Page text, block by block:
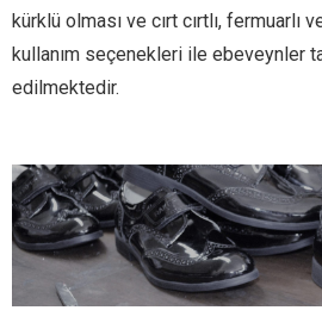
kürklü olması ve cırt cırtlı, fermuarlı
kullanım seçenekleri ile ebeveynler
edilmektedir.